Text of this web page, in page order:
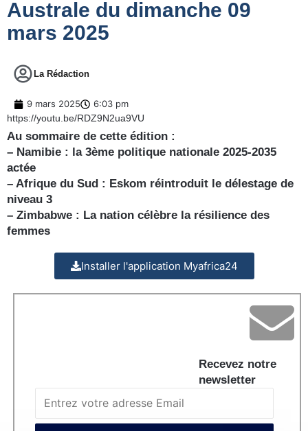
Australe du dimanche 09
mars 2025
La Rédaction
9 mars 2025
6:03 pm
https://youtu.be/RDZ9N2ua9VU
Au sommaire de cette édition :
– Namibie : la 3ème politique nationale 2025-2035
actée
– Afrique du Sud : Eskom réintroduit le délestage de
niveau 3
– Zimbabwe : La nation célèbre la résilience des
femmes
Installer l'application Myafrica24
Recevez notre
newsletter